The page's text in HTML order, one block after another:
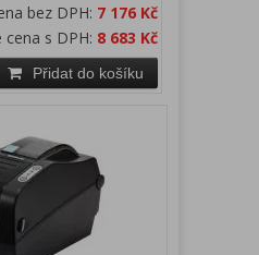
bez DPH: 7 176 Kč
cena s DPH: 8 683 Kč
Přidat do košíku